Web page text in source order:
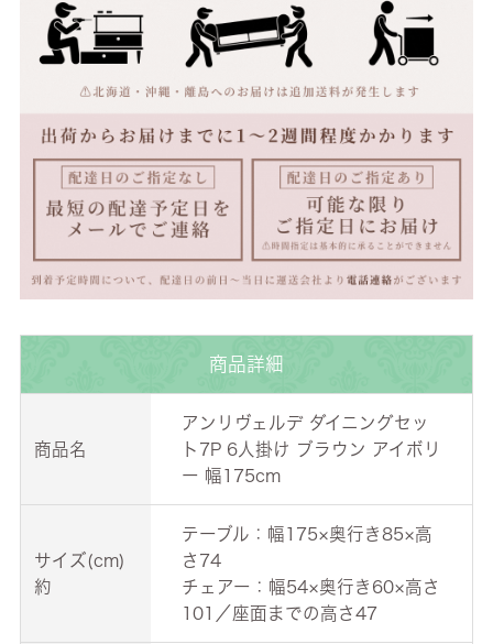
商品詳細
商品名
アンリヴェルデ ダイニングセッ
ト7P 6人掛け ブラウン アイボリ
ー 幅175cm
サイズ(cm)
約
テーブル：幅175×奥行き85×高
さ74
チェアー：幅54×奥行き60×高さ
101／座面までの高さ47